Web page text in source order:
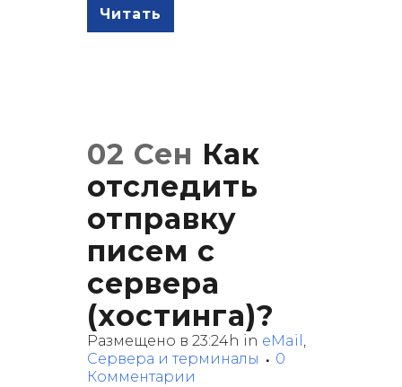
Читать
02 Сен Как
отследить
отправку
писем с
сервера
(хостинга)?
Размещено в 23:24h in eMail ,
Сервера и терминалы
0
Комментарии